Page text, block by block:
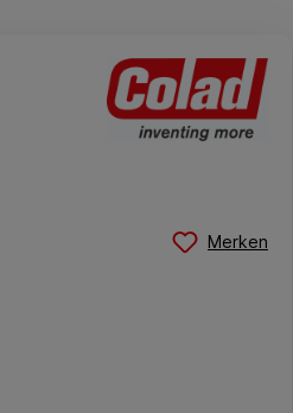
Merken